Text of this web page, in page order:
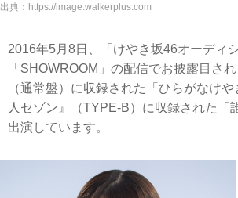
出典： https://image.walkerplus.com
2016年5月8日、「けやき坂46オーディ
「SHOWROOM」の配信でお披露目さ
（通常盤）に収録された「ひらがなけ
人セゾン』（TYPE-B）に収録された「
出演しています。